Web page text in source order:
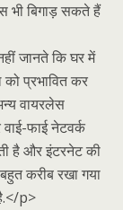
बिगाड़ सकते हैं
जानते कि घर में
प्रभावित कर
वायरलेस
फाई नेटवर्क
है और इंटरनेट की
करीब रखा गया
p>